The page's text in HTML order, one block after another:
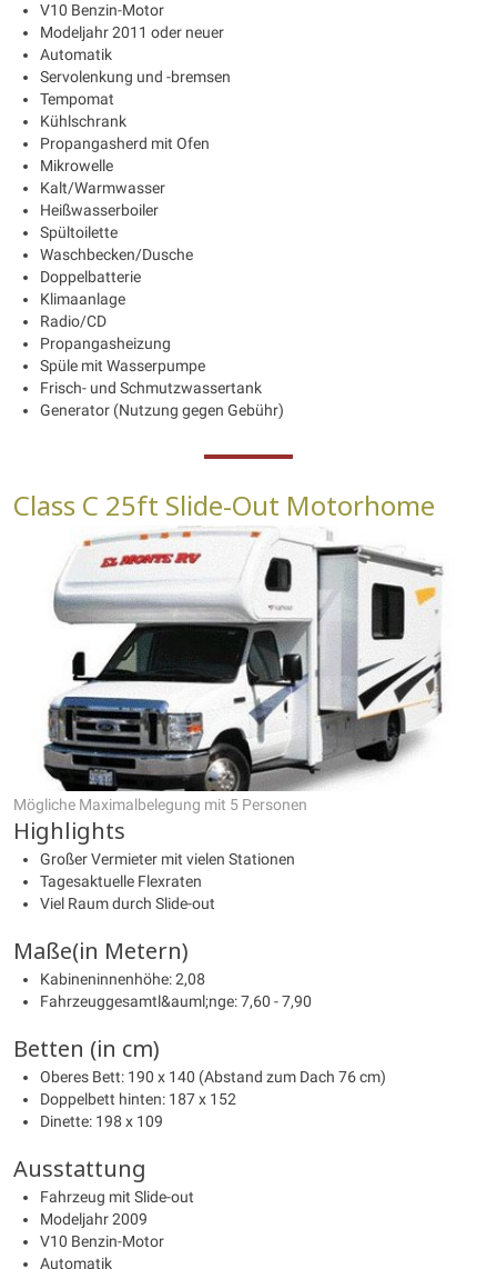
V10 Benzin-Motor
Modeljahr 2011 oder neuer
Automatik
Servolenkung und -bremsen
Tempomat
Kühlschrank
Propangasherd mit Ofen
Mikrowelle
Kalt/Warmwasser
Heißwasserboiler
Spültoilette
Waschbecken/Dusche
Doppelbatterie
Klimaanlage
Radio/CD
Propangasheizung
Spüle mit Wasserpumpe
Frisch- und Schmutzwassertank
Generator (Nutzung gegen Gebühr)
Class C 25ft Slide-Out Motorhome
Mögliche Maximalbelegung mit 5 Personen
Highlights
Großer Vermieter mit vielen Stationen
Tagesaktuelle Flexraten
Viel Raum durch Slide-out
Maße(in Metern)
Kabineninnenhöhe: 2,08
Fahrzeuggesamtl&auml;nge: 7,60 - 7,90
Betten (in cm)
Oberes Bett: 190 x 140 (Abstand zum Dach 76 cm)
Doppelbett hinten: 187 x 152
Dinette: 198 x 109
Ausstattung
Fahrzeug mit Slide-out
Modeljahr 2009
V10 Benzin-Motor
Automatik